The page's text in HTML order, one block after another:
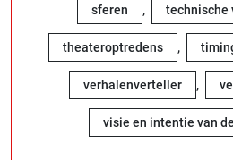
sferen , technische
theateroptredens ,
verhalenverteller ,
visie en intentie van